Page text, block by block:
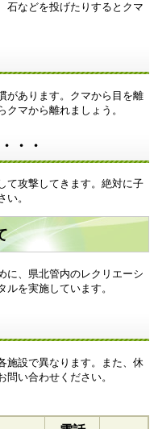
などを投げたりするとクマ
があります。クマから目を離
マから離れましょう。
・・
て攻撃してきます。絶対に子
。
、県北管内のレクリエーシ
を実施しています。
施設で異なります。また、休
い合わせください。